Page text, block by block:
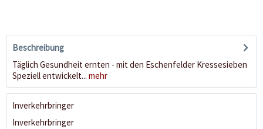
Beschreibung
Täglich Gesundheit ernten - mit den Eschenfelder Kressesieben
Speziell entwickelt... mehr
Inverkehrbringer
Inverkehrbringer